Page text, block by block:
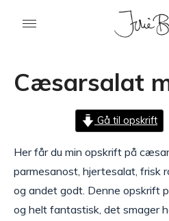
Cæsarsalat
Gå til opskrift
Her får du min opskrift på
parmesanost, hjertesalat, frisk
og andet godt. Denne opskrift
og helt fantastisk, det smager